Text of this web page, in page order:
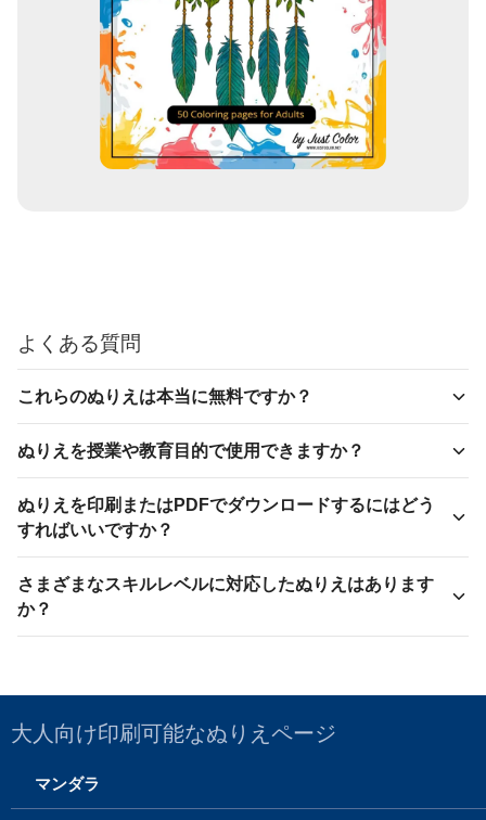
よくある質問
これらのぬりえは本当に無料ですか？
ぬりえを授業や教育目的で使用できますか？
ぬりえを印刷またはPDFでダウンロードするにはどう
すればいいですか？
さまざまなスキルレベルに対応したぬりえはあります
か？
大人向け印刷可能なぬりえページ
マンダラ